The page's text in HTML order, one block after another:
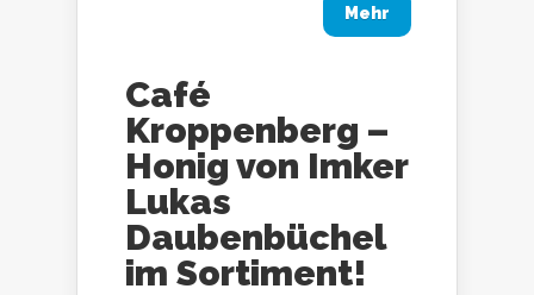
Mehr
Café
Kroppenberg –
Honig von Imker
Lukas
Daubenbüchel
im Sortiment!